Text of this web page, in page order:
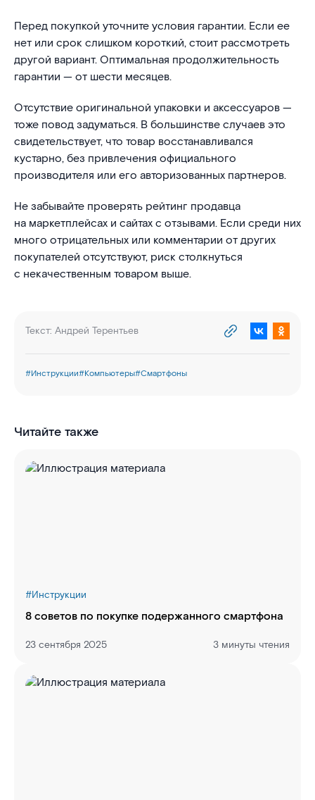
Перед покупкой уточните условия гарантии. Если ее
нет или срок слишком короткий, стоит рассмотреть
другой вариант. Оптимальная продолжительность
гарантии — от шести месяцев.
Отсутствие оригинальной упаковки и аксессуаров —
тоже повод задуматься. В большинстве случаев это
свидетельствует, что товар восстанавливался
кустарно, без привлечения официального
производителя или его авторизованных партнеров.
Не забывайте проверять рейтинг продавца
на маркетплейсах и сайтах с отзывами. Если среди них
много отрицательных или комментарии от других
покупателей отсутствуют, риск столкнуться
с некачественным товаром выше.
Текст: Андрей Терентьев
#Инструкции#Компьютеры#Смартфоны
Читайте также
#Инструкции
8 советов по покупке подержанного смартфона
23 сентября 2025 3 минуты чтения